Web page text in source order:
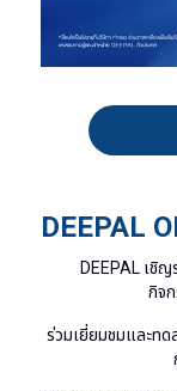
DEEPAL
DEEPAL เชิญ
กิจก
ร่วมเยี่ยมชมและท